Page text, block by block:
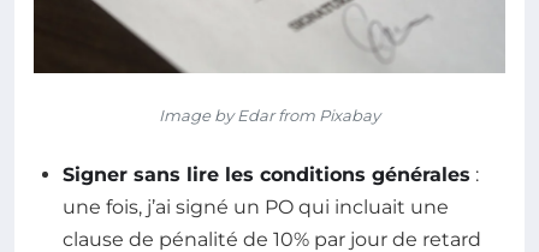
Image by Edar from Pixabay
Signer sans lire les conditions générales :
une fois, j’ai signé un PO qui incluait une
clause de pénalité de 10% par jour de retard